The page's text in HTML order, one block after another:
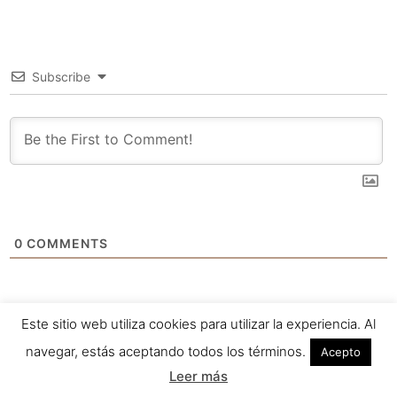
Subscribe
0 COMMENTS
Este sitio web utiliza cookies para utilizar la experiencia. Al
navegar, estás aceptando todos los términos.
Acepto
Leer más